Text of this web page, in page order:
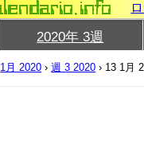
2020年 3週
1月 2020 ›週 3 2020 › 13 1月